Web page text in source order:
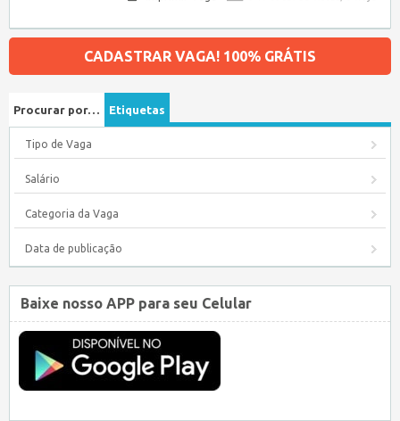
CADASTRAR VAGA! 100% GRÁTIS
Procurar por… Etiquetas
Tipo de Vaga
Salário
Categoria da Vaga
Data de publicação
Baixe nosso APP para seu Celular